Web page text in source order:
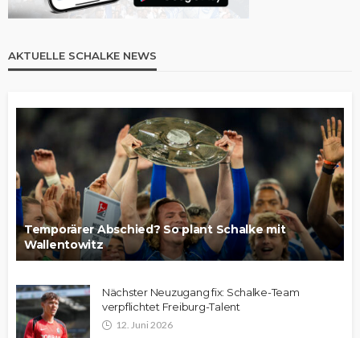
AKTUELLE SCHALKE NEWS
Temporärer Abschied? So plant Schalke mit
Wallentowitz
Nächster Neuzugang fix: Schalke-Team
verpflichtet Freiburg-Talent
12. Juni 2026